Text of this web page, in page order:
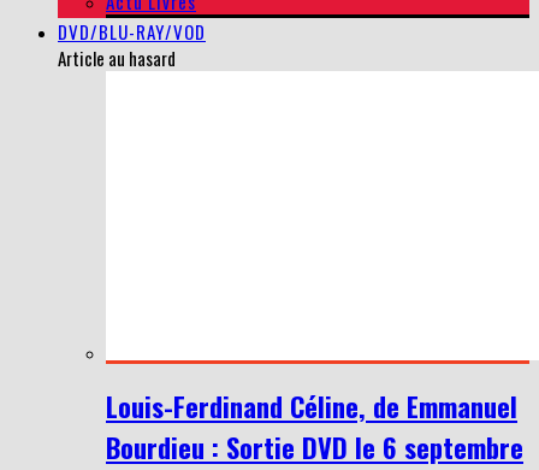
DVD/BLU-RAY/VOD
Article au hasard
Louis-Ferdinand Céline, de Emmanuel
Bourdieu : Sortie DVD le 6 septembre